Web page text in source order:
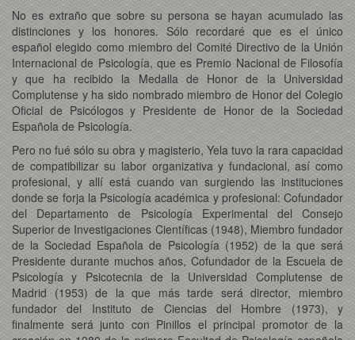
No es extraño que sobre su persona se hayan acumulado las
distinciones y los honores. Sólo recordaré que es el único
español elegido como miembro del Comité Directivo de la Unión
Internacional de Psicología, que es Premio Nacional de Filosofía
y que ha recibido la Medalla de Honor de la Universidad
Complutense y ha sido nombrado miembro de Honor del Colegio
Oficial de Psicólogos y Presidente de Honor de la Sociedad
Española de Psicología.
Pero no fué sólo su obra y magisterio, Yela tuvo la rara capacidad
de compatibilizar su labor organizativa y fundacional, así como
profesional, y allí está cuando van surgiendo las instituciones
donde se forja la Psicología académica y profesional: Cofundador
del Departamento de Psicología Experimental del Consejo
Superior de Investigaciones Científicas (1948), Miembro fundador
de la Sociedad Española de Psicología (1952) de la que será
Presidente durante muchos años, Cofundador de la Escuela de
Psicología y Psicotecnia de la Universidad Complutense de
Madrid (1953) de la que más tarde será director, miembro
fundador del Instituto de Ciencias del Hombre (1973), y
finalmente será junto con Pinillos el principal promotor de la